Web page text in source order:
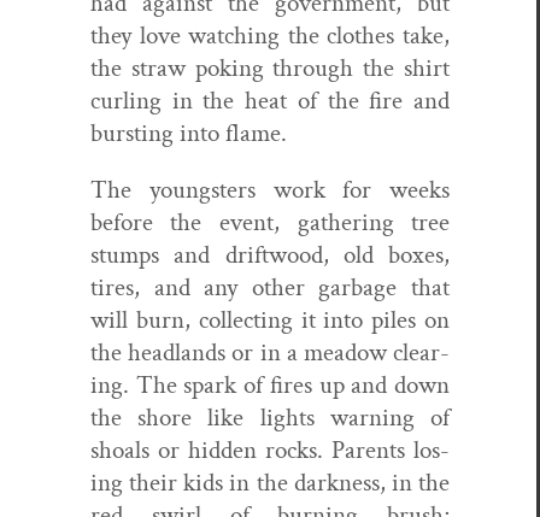
they love watch­ing the clothes take,
the straw pok­ing through the shirt
curl­ing in the heat of the fire and
burst­ing into flame.
The young­sters work for weeks
before the event, gath­er­ing tree
stumps and drift­wood, old box­es,
tires, and any oth­er garbage that
will burn, col­lect­ing it into piles on
the head­lands or in a mead­ow clear­
ing. The spark of fires up and down
the shore like lights warn­ing of
shoals or hid­den rocks. Par­ents los­
ing their kids in the dark­ness, in the